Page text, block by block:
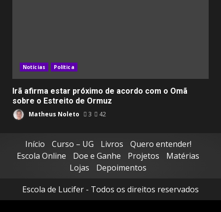
Notícias Política
Irã afirma estar próximo de acordo com o Omã
sobre o Estreito de Ormuz
Matheus Noleto 3 42
Início Curso – UG Livros
Quero entender!
Escola Online
Doe e Ganhe Projetos
Matérias
Lojas
Depoimentos
Escola de Lucifer - Todos os direitos reservados